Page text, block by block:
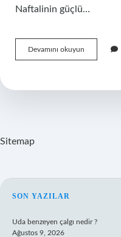
Naftalinin güçlü…
Devamını okuyun
Ne
Sitemap
SIDEBAR
SON YAZILAR
Uda benzeyen çalgı nedir ?
Ağustos 9, 2026